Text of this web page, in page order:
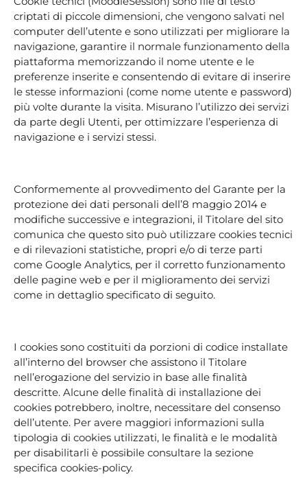
criptati di piccole dimensioni, che vengono salvati nel
computer dell’utente e sono utilizzati per migliorare la
navigazione, garantire il normale funzionamento della
piattaforma memorizzando il nome utente e le
preferenze inserite e consentendo di evitare di inserire
le stesse informazioni (come nome utente e password)
più volte durante la visita. Misurano l’utilizzo dei servizi
da parte degli Utenti, per ottimizzare l’esperienza di
navigazione e i servizi stessi.
Conformemente al provvedimento del Garante per la
protezione dei dati personali dell’8 maggio 2014 e
modifiche successive e integrazioni, il Titolare del sito
comunica che questo sito può utilizzare cookies tecnici
e di rilevazioni statistiche, propri e/o di terze parti
come Google Analytics, per il corretto funzionamento
delle pagine web e per il miglioramento dei servizi
come in dettaglio specificato di seguito.
I cookies sono costituiti da porzioni di codice installate
all’interno del browser che assistono il Titolare
nell’erogazione del servizio in base alle finalità
descritte. Alcune delle finalità di installazione dei
cookies potrebbero, inoltre, necessitare del consenso
dell’utente. Per avere maggiori informazioni sulla
tipologia di cookies utilizzati, le finalità e le modalità
per disabilitarli è possibile consultare la sezione
specifica cookies-policy.